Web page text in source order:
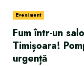
Eveniment
Fum într-un
Timișoara!
urgență